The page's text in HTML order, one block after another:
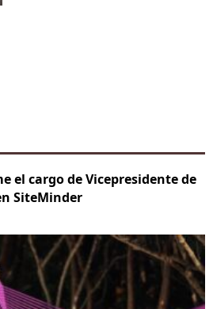
el cargo de Vicepresidente de
SiteMinder